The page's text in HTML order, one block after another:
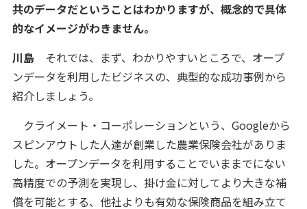
共のデータだということはわかりますが、概念的で具体
的なイメージがわきません。
川島 それでは、まず、わかりやすいところで、オープ
ンデータを利用したビジネスの、典型的な成功事例から
紹介しましょう。
クライメート・コーポレーションという、Googleから
スピンアウトした人達が創業した農業保険会社がありま
した。オープンデータを利用することでいままでにない
高精度での予測を実現し、掛け金に対してより大きな補
償を可能とする、他社よりも有効な保険商品を組み立て